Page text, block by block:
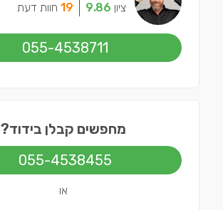
ציון 9.86
19 חוות דעת
055-4538711
מחפשים קבלן בידוד?
055-4538455
או